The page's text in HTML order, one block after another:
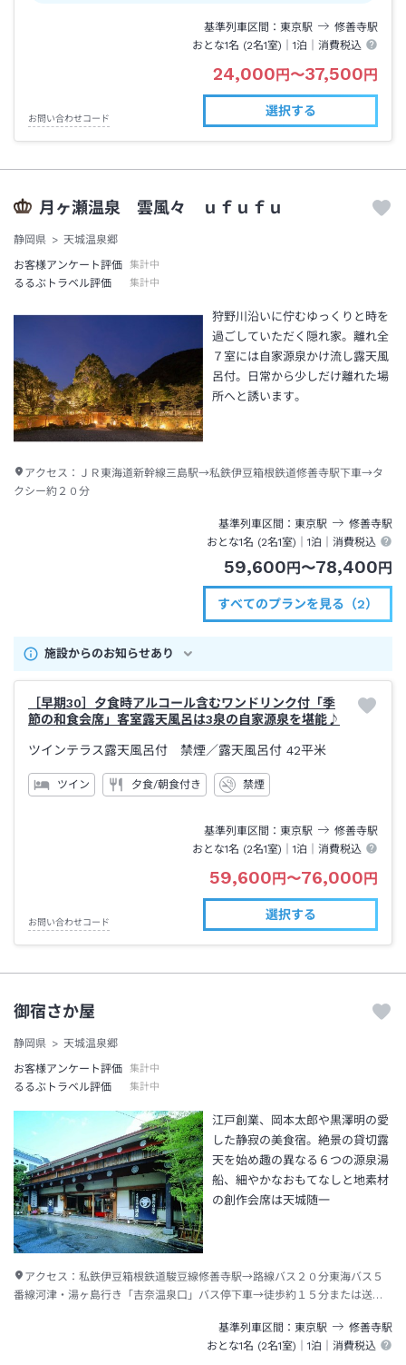
基準列車区間 東京駅 修善寺駅
おとな1名 (2名1室)｜1泊 ｜消費税込
24,000円〜37,500円
お問い合わせコード
選択する
月ヶ瀬温泉 雲風々 ｕｆｕｆｕ
静岡県
天城温泉郷
お客様アンケート評価
集計中
るるぶトラベル評価 集計中
狩野川沿いに佇むゆっくりと時を
過ごしていただく隠れ家。離れ全
７室には自家源泉かけ流し露天風
呂付。日常から少しだけ離れた場
所へと誘います。
アクセス： ＪＲ東海道新幹線三島駅→私鉄伊豆箱根鉄道修善寺駅下車→タ
クシー約２０分
基準列車区間 東京駅 修善寺駅
おとな1名 (2名1室)｜1泊 ｜消費税込
59,600円〜78,400円
すべてのプランを見る（2）
施設からのお知らせあり
［早期30］夕食時アルコール含むワンドリンク付「季
節の和食会席」客室露天風呂は3泉の自家源泉を堪能♪
ツインテラス露天風呂付 禁煙／露天風呂付 42平米
ツイン 夕食/朝食付き 禁煙
基準列車区間 東京駅 修善寺駅
おとな1名 (2名1室)｜1泊 ｜消費税込
59,600円〜76,000円
お問い合わせコード
選択する
御宿さか屋
静岡県
天城温泉郷
お客様アンケート評価
集計中
るるぶトラベル評価 集計中
江戸創業、岡本太郎や黒澤明の愛
した静寂の美食宿。絶景の貸切露
天を始め趣の異なる６つの源泉湯
船、細やかなおもてなしと地素材
の創作会席は天城随一
アクセス： 私鉄伊豆箱根鉄道駿豆線修善寺駅→路線バス２０分東海バス５
番線河津・湯ヶ島行き「吉奈温泉口」バス停下車→徒歩約１５分または送迎
基準列車区間
東京駅 修善寺駅
おとな1名 (2名1室)｜1泊 ｜消費税込